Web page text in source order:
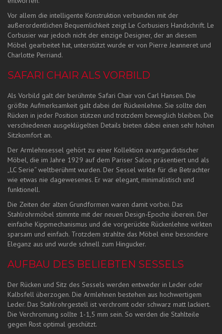
Vor allem die intelligente Konstruktion verbunden mit der
außerordentlichen Bequemlichkeit zeigt Le Corbusiers Handschrift. Le
Corbusier war jedoch nicht der einzige Designer, der an diesem
Möbel gearbeitet hat, unterstützt wurde er von Pierre Jeanneret und
Charlotte Perriand.
SAFARI CHAIR ALS VORBILD
Als Vorbild galt der berühmte Safari Chair von Carl Hansen. Die
größte Aufmerksamkeit galt dabei der Rückenlehne. Sie sollte den
Rücken in jeder Position stützen und trotzdem beweglich bleiben. Die
verschiedenen ausgeklügelten Details bieten dabei einen sehr hohen
Sitzkomfort an.
Der Armlehnsessel gehört zu einer Kollektion avantgardistischer
Möbel, die im Jahre 1929 auf dem Pariser Salon präsentiert und als
„LC Serie“ weltberühmt wurden. Der Sessel wirkte für die Betrachter
wie etwas nie dagewesenes. Er war elegant, minimalistisch und
funktionell.
Die Zeiten der alten Grundformen waren damit vorbei. Das
Stahlrohrmöbel stimmte mit der neuen Design-Epoche überein. Der
einfache Kippmechanismus und die vorgerückte Rückenlehne wirkten
sparsam und einfach. Trotzdem strahlte das Möbel eine besondere
Eleganz aus und wurde schnell zum Hingucker.
AUFBAU DES BELIEBTEN SESSELS
Der Rücken und Sitz des Sessels werden entweder in Leder oder
Kalbsfell überzogen. Die Armlehnen bestehen aus hochwertigem
Leder. Das Stahlrohrgestell ist verchromt oder schwarz matt lackiert.
Die Verchromung sollte 1-1,5 mm sein. So werden die Stahlteile
gegen Rost optimal geschützt.